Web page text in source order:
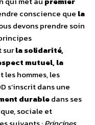
conscience que la
devons prendre soin
surla solidarité,
mutuel, la
les hommes, les
s’inscrit dans une
durabledans ses
sociale et